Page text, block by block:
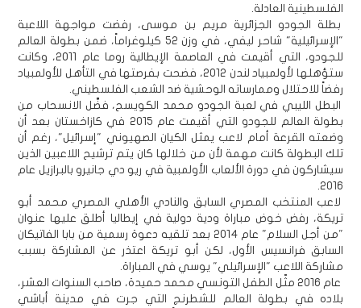
الفلسطينية العادلة.
بطلة الجودو الجزائرية مريم بن موسى، رفضت مواجهة اللاعبة
"الإسرائيلية" شاحر ليفي، في وزن 52 كيلوغراماً، ضمن بطولة العالم
للجودو، التي أقيمت في العاصمة الإيطالية روما عام 2011، وكانت
ستؤهلها لأولمبياد لندن 2012، فضحت بفرصتها في التأهل للأولمبياد
رفضاً للاحتلال وممارساته الوحشية ضد الشعب الفلسطيني.
البطل الليبي في لعبة الجودو محمد الكويسح، فضَّل الانسحاب من
بطولة العالم للجودو التي أقيمت عام 2015 في كازاخستان بعد أن
وضعته القرعة أمام لاعب يمثل الكيان الصهيوني "إسرائيل"، رغم أن
تلك البطولة كانت مهمة لأن من خلالها كان يتم ترشيح اللاعبين الذين
سيشاركون في دورة الألعاب الأولمبية في ريو دي جانيرو بالبرازيل عام
2016.
لاعب المنتخب المصري السابق والنادي الأهلي المصري محمد أبو
تريكة، رفض خوض مباراة ودية دولية في إيطاليا أطلق عليها عنوان
"من أجل السلام" عام 2014 بعد تلقيه دعوة رسمية من بابا الفاتيكان
السابق فرانسيس الأول، لكن أبو تريكة اعتذر عن المشاركة بسبب
مشاركة اللاعب "الإسرائيلي" يوسي في المباراة.
عام 2016 مثّل الطفل التونسي محمد حميدة، صاحب السنوات العشر،
بلاده في بطولة العالم للشطرنج التي جرت في مدينة أباشي